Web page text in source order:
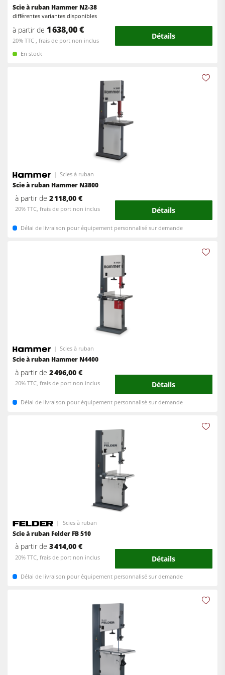
Entraîneurs
Equipements d'Atelier
Logiciel F4Solutions
Entraîneurs
Scie à ruban Hammer N2-38
différentes variantes disponibles
à partir de 1 638,00 €
20% TTC , frais de port non inclus Détails
En stock
Scies à ruban
Scie à ruban Hammer N3800
à partir de2 118,00 €
20% TTC, frais de port non inclus Détails
Délai de livraison pour équipement personnalisé sur demande
Scies à ruban
Scie à ruban Hammer N4400
à partir de2 496,00 €
20% TTC, frais de port non inclus Détails
Délai de livraison pour équipement personnalisé sur demande
Scies à ruban
Scie à ruban Felder FB 510
à partir de3 414,00 €
20% TTC, frais de port non inclus Détails
Délai de livraison pour équipement personnalisé sur demande